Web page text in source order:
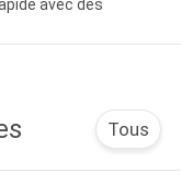
avec des
Tous